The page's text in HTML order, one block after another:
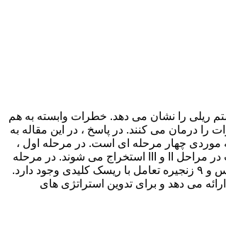
ریلی را نشان می دهد. خطرات وابسته به هم
درمان می کنند. در پاسخ ، در این مقاله به
موردی چهار مرحله ای است. در مرحله اول ،
۶۲ رویداد خطر ایستگاه ریلی از ۶۲ ایستگاه در سراسر جهان جمع آوری شده است. ۲۵ ریسک از این رویدادها شناسایی شده و ۲۴۱ زنجیره تعامل ریسک به ترتیب در مراحل II و III استخراج می شوند. در مرحله
آخر ، از ۲۴۱ زنجیره برای ساخت یک شبکه بیزی برای شناسایی سطح حساسیت آنها و زنجیره های خطر اصلی استفاده می شود. این نشان می دهد ۸ خطر حساس و ۹ زنجیره تعامل با ریسک کلیدی وجود دارد.
می دهد و برای تدوین استراتژی های